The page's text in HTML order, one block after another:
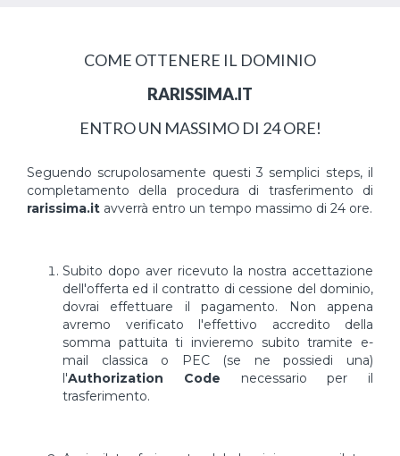
COME OTTENERE IL DOMINIO
RARISSIMA.IT
ENTRO UN MASSIMO DI 24 ORE!
Seguendo scrupolosamente questi 3 semplici steps, il
completamento della procedura di trasferimento di
rarissima.it avverrà entro un tempo massimo di 24 ore.
Subito dopo aver ricevuto la nostra accettazione
dell'offerta ed il contratto di cessione del dominio,
dovrai effettuare il pagamento. Non appena
avremo verificato l'effettivo accredito della
somma pattuita ti invieremo subito tramite e-
mail classica o PEC (se ne possiedi una)
l'Authorization Code necessario per il
trasferimento.